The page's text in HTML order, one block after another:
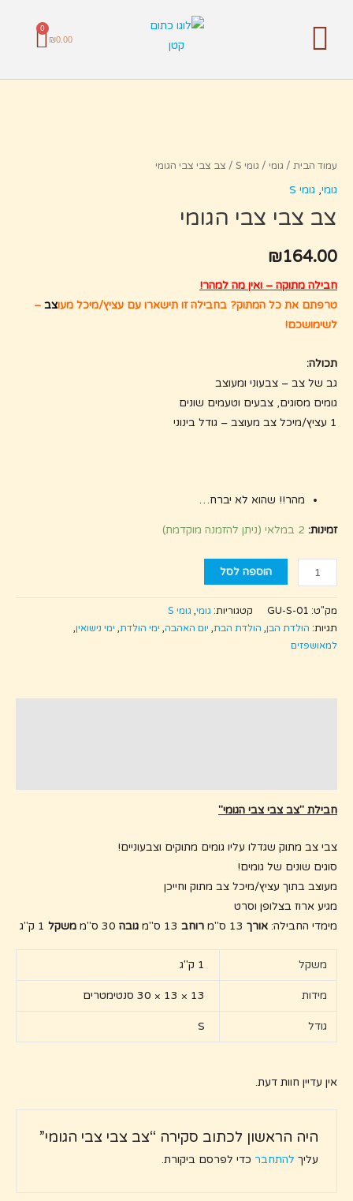
תפריט ₪0.00
0
עמוד הבית / גומי / גומי S / צב צבי צבי הגומי
גומי, גומי S
צב צבי צבי הגומי
₪164.00
חבילה מתוקה – ואין מה למהר!
טרפתם את כל המתוק? בחבילה זו תישארו עם עציץ/מיכל מעוצב –
לשימושכם!
תכולה:
גב של צב – צבעוני ומעוצב
גומים מסוגים, צבעים וטעמים שונים
1 עציץ/מיכל צב מעוצב – גודל בינוני
מהר!! שהוא לא יברח…
זמינות: 2 במלאי (ניתן להזמנה מוקדמת)
צבי
צבי
הוספה לסל
מק"ט: GU-S-01 קטגוריות: גומי, גומי S
תגיות: הולדת הבן, הולדת הבת, יום האהבה, ימי הולדת, ימי נישואין,
למאושפזים
חבילת "צב צבי צבי הגומי"
צבי צב מתוק שגדלו עליו גומים מתוקים וצבעוניים!
סוגים שונים של גומים!
מעוצב בתוך עציץ/מיכל צב מתוק וחייכן
מגיע ארוז בצלופן וסרט
מימדי החבילה: אורך רוחב גובה משקל
משקל 1 ק"ג
מידות 13 × 13 × 30 סנטימטרים
גודל S
אין עדיין חוות דעת.
היה הראשון לכתוב סקירה “צב צבי צבי הגומי”
עליך להתחבר כדי לפרסם ביקורת.